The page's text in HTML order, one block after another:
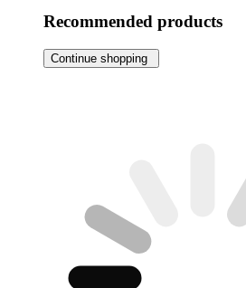
Recommended products
Continue shopping